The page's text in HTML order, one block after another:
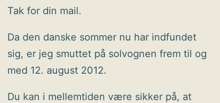
Tak for din mail.
Da den danske sommer nu har indfundet
sig, er jeg smuttet på solvognen frem til og
med 12. august 2012.
Du kan i mellemtiden være sikker på, at